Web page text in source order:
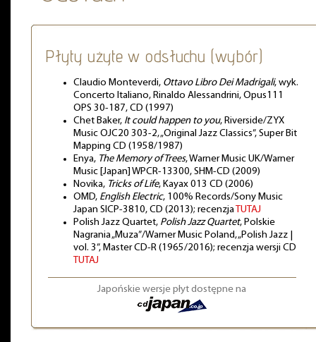
Płyty użyte w odsłuchu (wybór)
Claudio Monteverdi, Ottavo Libro Dei Madrigali, wyk.
Concerto Italiano, Rinaldo Alessandrini, Opus111
OPS 30-187, CD (1997)
Chet Baker, It could happen to you, Riverside/ZYX
Music OJC20 303-2, „Original Jazz Classics”, Super Bit
Mapping CD (1958/1987)
Enya, The Memory of Trees, Warner Music UK/Warner
Music [Japan] WPCR-13300, SHM-CD (2009)
Novika, Tricks of Life, Kayax 013 CD (2006)
OMD, English Electric, 100% Records/Sony Music
Japan SICP-3810, CD (2013); recenzja TUTAJ
Polish Jazz Quartet, Polish Jazz Quartet, Polskie
Nagrania „Muza”/Warner Music Poland, „Polish Jazz |
vol. 3”, Master CD-R (1965/2016); recenzja wersji CD
TUTAJ
Japońskie wersje płyt dostępne na